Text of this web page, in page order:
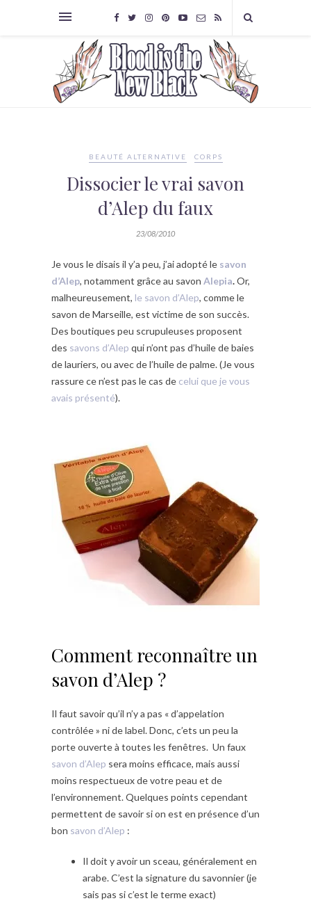
BEAUTÉ ALTERNATIVE CORPS
Dissocier le vrai savon
d’Alep du faux
23/08/2010
Je vous le disais il y’a peu, j’ai adopté le savon
d’Alep, notamment grâce au savon Alepia.Or,
malheureusement, le savon d’Alep, comme le
savon de Marseille, est victime de son succès.
Des boutiques peu scrupuleuses proposent
des savons d’Alep qui n’ont pas d’huile de baies
de lauriers, ou avec de l’huile de palme. (Je vous
rassure ce n’est pas le cas de celui que je vous
avais présenté).
Comment reconnaître un
savon d’Alep ?
Il faut savoir qu’il n’y a pas « d’appelation
contrôlée » ni de label. Donc, c’ets un peu la
porte ouverte à toutes les fenêtres. Un faux
savon d’Alep sera moins efficace, mais aussi
moins respectueux de votre peau et de
l’environnement. Quelques points cependant
permettent de savoir si on est en présence d’un
bon savon d’Alep :
Il doit y avoir un sceau, généralement en
arabe. C’est la signature du savonnier (je
sais pas si c’est le terme exact)